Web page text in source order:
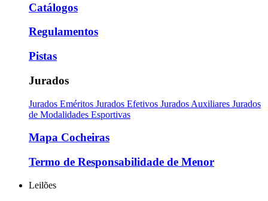
Catálogos
Regulamentos
Pistas
Jurados
Jurados Eméritos Jurados Efetivos Jurados Auxiliares Jurados
de Modalidades Esportivas
Mapa Cocheiras
Termo de Responsabilidade de Menor
Leilões